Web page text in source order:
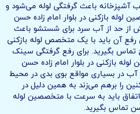
آشپزخانه باعث گرفتگی لوله می‌شود و
لوله بازکنی در بلوار امام زاده حسن
از حد از آب سرد برای شستشو باعث
رفع آن باید با یک متخصص لوله بازکنی
تماس بگیرید. برای رفع گرفتگی سینک
بازکنی در بلوار امام زاده حسن
آب در بسیاری مواقع بوی بدی در محیط
را برهم می‌زند به همین دلیل در
باید به سرعت با متخصصین لوله
تماس بگیرید.